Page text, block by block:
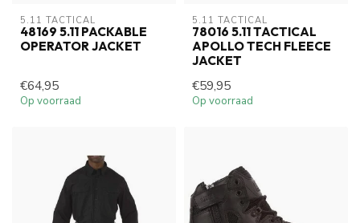
5.11 TACTICAL
48169 5.11 PACKABLE
OPERATOR JACKET
€64,95
Op voorraad
5.11 TACTICAL
78016 5.11 TACTICAL
APOLLO TECH FLEECE
JACKET
€59,95
Op voorraad